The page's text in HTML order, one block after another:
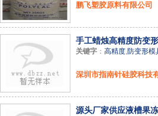
鹏飞塑胶原料有限公司
手工蜡烛高精度防变
关键字 ： 高精度,防变形模
深圳市指南针硅胶科技
源头厂家供应液槽果